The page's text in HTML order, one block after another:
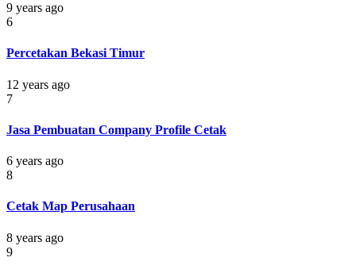
9 years ago
6
Percetakan Bekasi Timur
12 years ago
7
Jasa Pembuatan Company Profile Cetak
6 years ago
8
Cetak Map Perusahaan
8 years ago
9